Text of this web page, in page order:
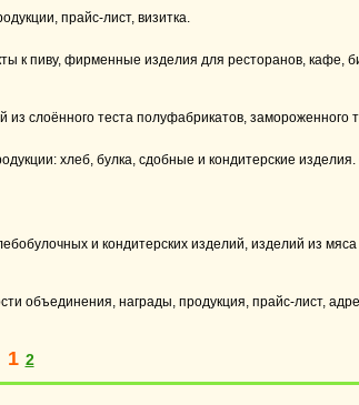
прайс-лист, визитка.
к пиву, фирменные изделия для ресторанов, кафе,
слоённого теста полуфабрикатов, замороженного
хлеб, булка, сдобные и кондитерские
и кондитерских изделий, изделий из
объединения, награды, продукция, прайс-лист,
1 2